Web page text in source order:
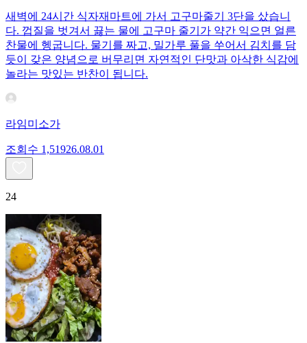
새벽에 24시간 식자재마트에 가서 고구마줄기 3단을 샀습니
다. 껍질을 벗겨서 끓는 물에 고구마 줄기가 약간 익으면 얼른
찬물에 헹굽니다. 물기를 짜고, 밀가루 풀을 쑤어서 김치를 담
듯이 갖은 양념으로 버무리면 자연적인 단맛과 아삭한 식감에
놀라는 맛있는 반찬이 됩니다.
라임미소가
조회수 1,51926.08.01
24